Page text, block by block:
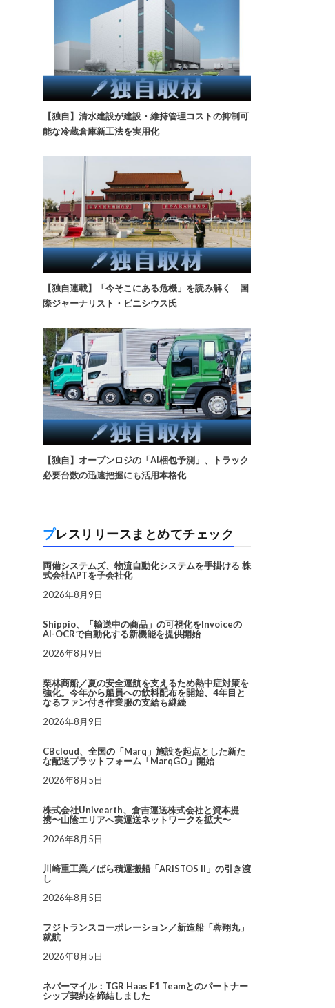
【独自】清水建設が建設・維持管理コストの抑制可
能な冷蔵倉庫新工法を実用化
【独自連載】「今そこにある危機」を読み解く 国
際ジャーナリスト・ビニシウス氏
【独自】オープンロジの「AI梱包予測」、トラック
必要台数の迅速把握にも活用本格化
プレスリリースまとめてチェック
両備システムズ、物流自動化システムを手掛ける 株
式会社APTを子会社化
2026年8月9日
Shippio、「輸送中の商品」の可視化をInvoiceの
AI-OCRで自動化する新機能を提供開始
2026年8月9日
栗林商船／夏の安全運航を支えるため熱中症対策を
強化。今年から船員への飲料配布を開始、4年目と
なるファン付き作業服の支給も継続
2026年8月9日
CBcloud、全国の「Marq」施設を起点とした新た
な配送プラットフォーム「MarqGO」開始
2026年8月5日
株式会社Univearth、倉吉運送株式会社と資本提
携〜山陰エリアへ実運送ネットワークを拡大〜
2026年8月5日
川崎重工業／ばら積運搬船「ARISTOS II」の引き渡
し
2026年8月5日
フジトランスコーポレーション／新造船「蓉翔丸」
就航
2026年8月5日
ネバーマイル：TGR Haas F1 Teamとのパートナー
シップ契約を締結しました